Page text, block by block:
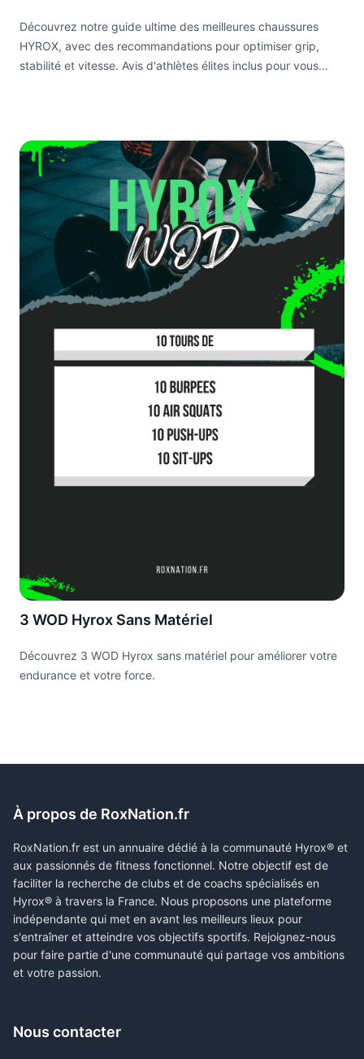
Découvrez notre guide ultime des meilleures chaussures
HYROX, avec des recommandations pour optimiser grip,
stabilité et vitesse. Avis d'athlètes élites inclus pour vous
3 WOD Hyrox Sans Matériel
Découvrez 3 WOD Hyrox sans matériel pour améliorer votre
endurance et votre force.
À propos de RoxNation.fr
RoxNation.fr est un annuaire dédié à la communauté Hyrox® et
aux passionnés de fitness fonctionnel. Notre objectif est de
faciliter la recherche de clubs et de coachs spécialisés en
Hyrox® à travers la France. Nous proposons une plateforme
indépendante qui met en avant les meilleurs lieux pour
s'entraîner et atteindre vos objectifs sportifs. Rejoignez-nous
pour faire partie d'une communauté qui partage vos ambitions
et votre passion.
Nous contacter